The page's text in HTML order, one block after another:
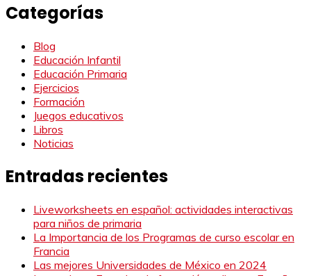
Categorías
Blog
Educación Infantil
Educación Primaria
Ejercicios
Formación
Juegos educativos
Libros
Noticias
Entradas recientes
Liveworksheets en español: actividades interactivas
para niños de primaria
La Importancia de los Programas de curso escolar en
Francia
Las mejores Universidades de México en 2024